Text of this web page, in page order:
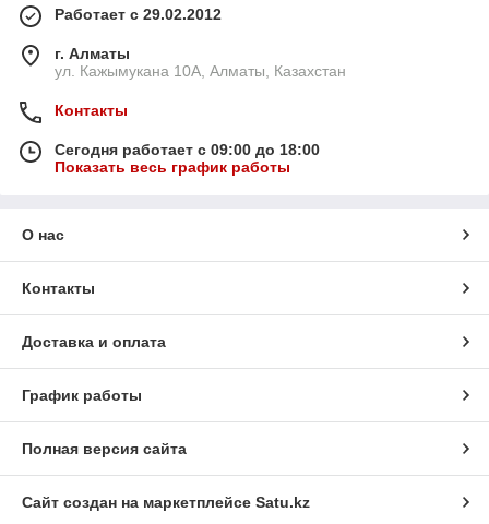
Работает с 29.02.2012
г. Алматы
ул. Кажымукана 10А, Алматы, Казахстан
Контакты
Сегодня работает с 09:00 до 18:00
Показать весь график работы
О нас
Контакты
Доставка и оплата
График работы
Полная версия сайта
Сайт создан на маркетплейсе Satu.kz